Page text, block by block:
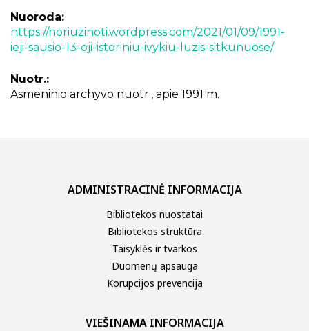
Nuoroda:
https://noriuzinoti.wordpress.com/2021/01/09/1991-
ieji-sausio-13-oji-istoriniu-ivykiu-luzis-sitkunuose/
Nuotr.:
Asmeninio archyvo nuotr., apie 1991 m.
ADMINISTRACINĖ INFORMACIJA
Bibliotekos nuostatai
Bibliotekos struktūra
Taisyklės ir tvarkos
Duomenų apsauga
Korupcijos prevencija
VIEŠINAMA INFORMACIJA